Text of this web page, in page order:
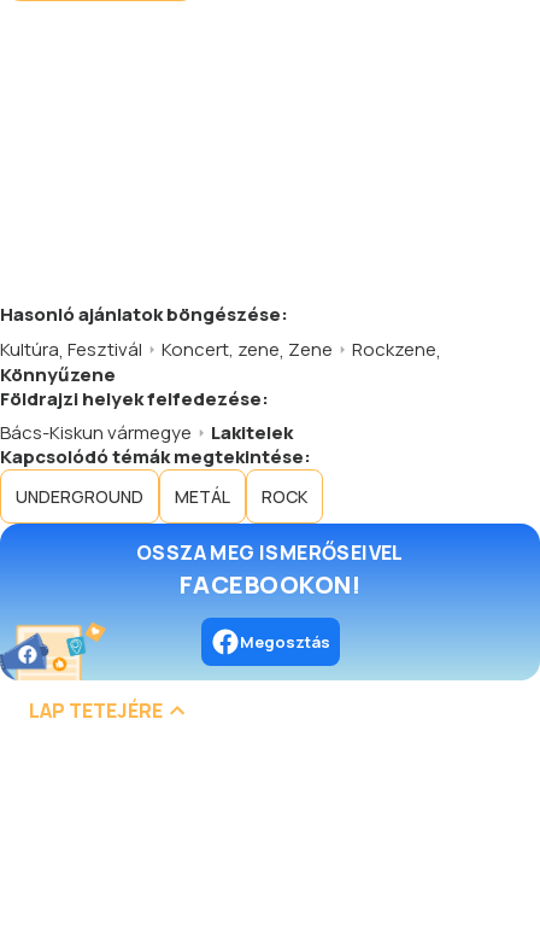
Hasonlóajánlatokböngészése:
Kultúra, Fesztivál Koncert, zene, Zene Rockzene,
Könnyűzene
Földrajzi helyek felfedezése:
Bács-Kiskun vármegye
Lakitelek
Kapcsolódó témák megtekintése:
UNDERGROUND METÁL ROCK
OSSZA MEG ISMERŐSEIVEL
FACEBOOKON!
Megosztás
LAP TETEJÉRE